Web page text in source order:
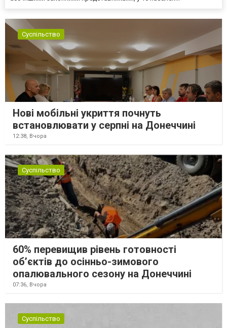
Суспільство
Нові мобільні укриття почнуть
встановлювати у серпні на Донеччині
12:38, Вчора
Суспільство
60% перевищив рівень готовності
об’єктів до осінньо-зимового
опалювального сезону на Донеччині
07:36, Вчора
Суспільство